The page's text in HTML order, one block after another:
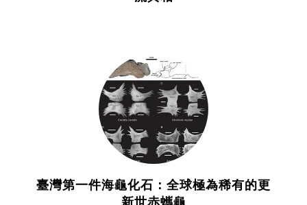
臺灣第一件海龜化石：全球極為稀有的更